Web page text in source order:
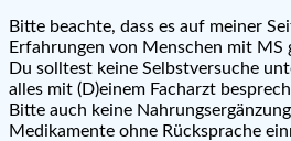
MS-Krankheit.de
Leben mit Multipler Sklerose
Bitte beachte, dass es auf meiner
Erfahrungen von Menschen mit MS
Du solltest keine Selbstversuche
alles mit (D)einem Facharzt
Bitte auch keine
Medikamente ohne Rücksprache